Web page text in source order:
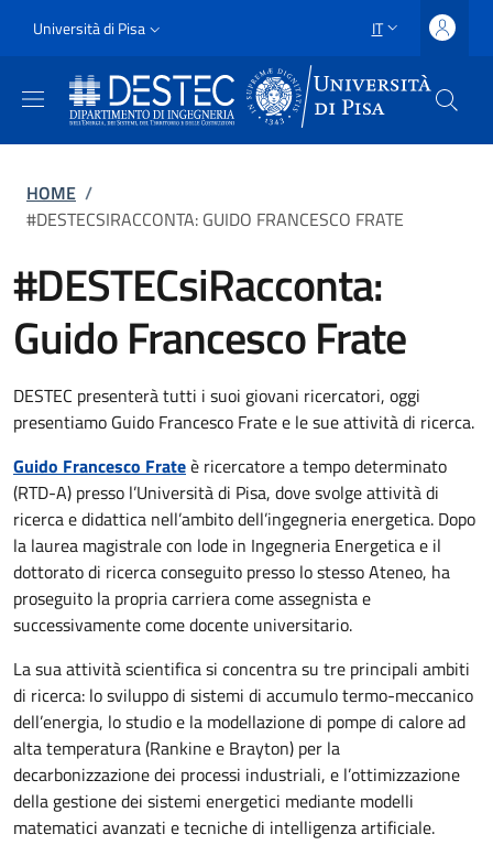
Slim
Università di Pisa SELETTORE
IT
Briciole di pane
HOME /
#DESTECSIRACCONTA: GUIDO FRANCESCO FRATE
#DESTECsiRacconta:
Guido Francesco Frate
DESTEC presenterà tutti i suoi giovani ricercatori, oggi
presentiamo Guido Francesco Frate e le sue attività di ricerca.
Guido Francesco Frateè ricercatore a tempo determinato
(RTD-A) presso l’Università di Pisa, dove svolge attività di
ricerca e didattica nell’ambito dell’ingegneria energetica. Dopo
la laurea magistrale con lode in Ingegneria Energetica e il
dottorato di ricerca conseguito presso lo stesso Ateneo, ha
proseguito la propria carriera come assegnista e
successivamente come docente universitario.
La sua attività scientifica si concentra su tre principali ambiti
di ricerca: lo sviluppo di sistemi di accumulo termo-meccanico
dell’energia, lo studio e la modellazione di pompe di calore ad
alta temperatura (Rankine e Brayton) per la
decarbonizzazione dei processi industriali, e l’ottimizzazione
della gestione dei sistemi energetici mediante modelli
matematici avanzati e tecniche di intelligenza artificiale.